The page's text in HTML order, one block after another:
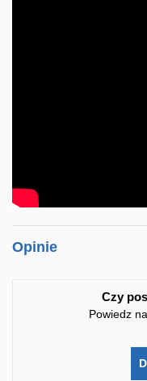
Opinie
Czy
Powiedz